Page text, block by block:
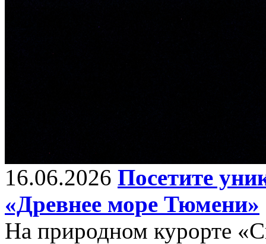
16.06.2026 Посетите
«Древнее море Тюмени»
На природном курорте